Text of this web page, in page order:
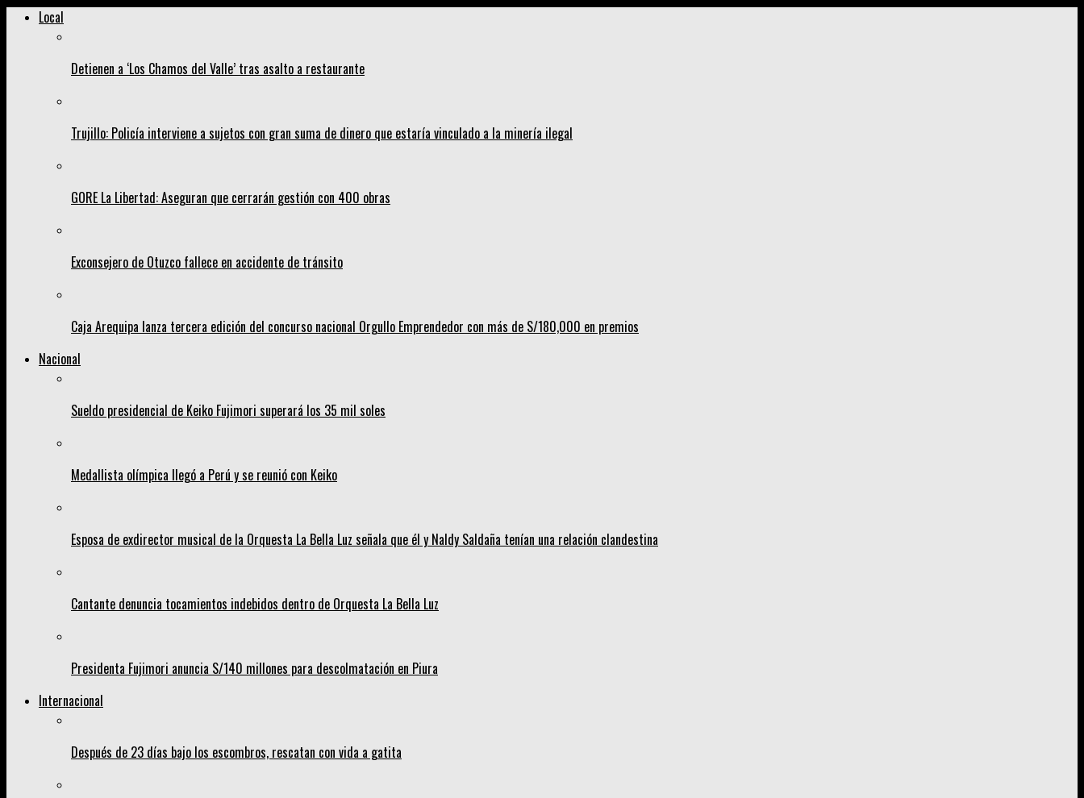
Local
Detienen a ‘Los Chamos del Valle’ tras asalto a restaurante
Trujillo: Policía interviene a sujetos con gran suma de dinero que estaría vinculado a la minería ilegal
GORE La Libertad: Aseguran que cerrarán gestión con 400 obras
Exconsejero de Otuzco fallece en accidente de tránsito
Caja Arequipa lanza tercera edición del concurso nacional Orgullo Emprendedor con más de S/180,000 en premios
Nacional
Sueldo presidencial de Keiko Fujimori superará los 35 mil soles
Medallista olímpica llegó a Perú y se reunió con Keiko
Esposa de exdirector musical de la Orquesta La Bella Luz señala que él y Naldy Saldaña tenían una relación clandestina
Cantante denuncia tocamientos indebidos dentro de Orquesta La Bella Luz
Presidenta Fujimori anuncia S/140 millones para descolmatación en Piura
Internacional
Después de 23 días bajo los escombros, rescatan con vida a gatita